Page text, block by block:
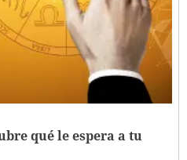
qué le espera a tu